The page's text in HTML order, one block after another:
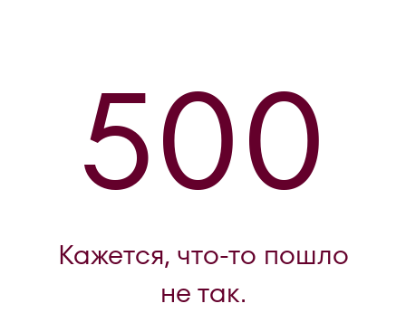
500
Кажется, что-то пошло
не так.